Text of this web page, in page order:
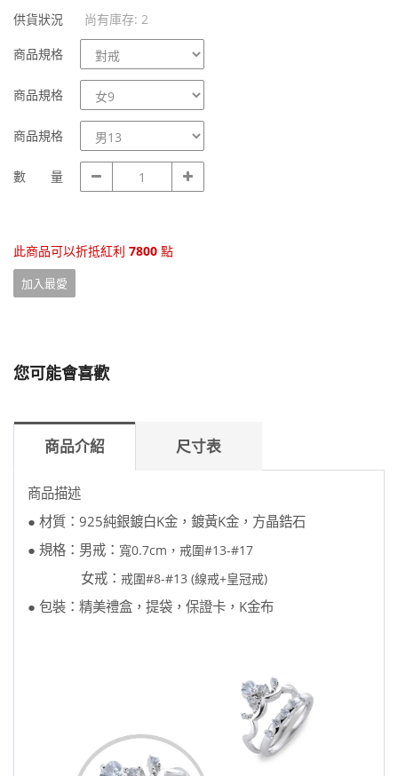
供貨狀況
尚有庫存: 2
商品規格
商
品
規
商品規格
商
品
規
商品規格
商
品
規
數 量
數
量
此商品可以折抵紅利 7800 點
加入最愛
您可能會喜歡
商品介紹 尺寸表
商品描述
● 材質：925純銀鍍白K金，鍍黃K金，方晶鋯石
● 規格：男戒： 寬0.7cm，戒圍#13-#17
女戒： 戒圍#8-#13 (線戒+皇冠戒)
● 包裝：精美禮盒，提袋，保證卡，K金布